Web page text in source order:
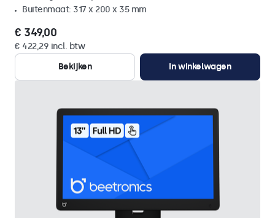
Buitenmaat: 317 x 200 x 35 mm
€ 349,00
€ 422,29 incl. btw
Bekijken
In winkelwagen